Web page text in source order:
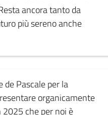
ancora tanto da
più sereno anche
de Pascale per la
organicamente
che per noi è